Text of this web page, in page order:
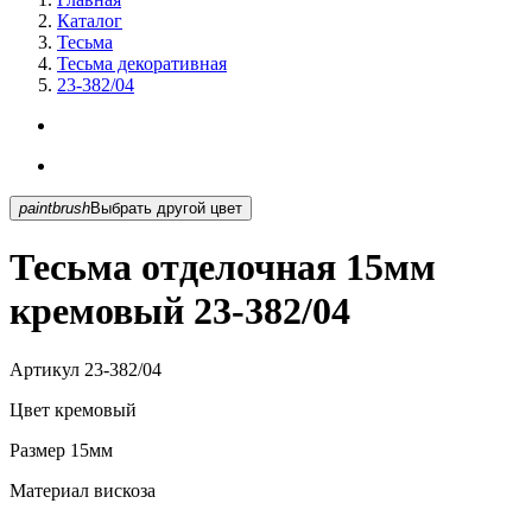
Каталог
Тесьма
Тесьма декоративная
23-382/04
paintbrush Выбрать другой цвет
Тесьма отделочная 15мм
кремовый 23-382/04
Артикул 23-382/04
Цвет кремовый
Размер 15мм
Материал вискоза